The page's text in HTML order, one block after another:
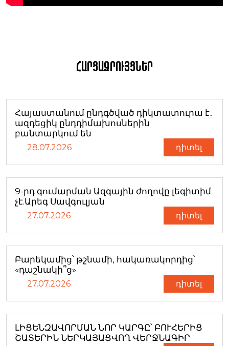
Հարցազրույցներ
Հայաստանում ընդգծված դիկտատուրա է․
ազդեցիկ ընդդիմախոսներին
բանտարկում են
28.07.2026 դիտել
9-րդ գումարման Ազգային ժողովը լեգիտիմ
չէ.Արեգ Սավգուլյան
27.07.2026 դիտել
Բարեկամից՝ թշնամի, հակառակորդից՝
«դաշնակի՞ց»
27.07.2026 դիտել
ԼԻՑԵՆԶԱՎՈՐՄԱՆ ՆՈՐ ԿԱՐԳԸ՝ ԲՈՒՀԵՐԻՑ
ՇԱՏԵՐԻՆ ՆԵՐԿԱՅԱՑՎՈՂ ՎԵՐՋՆԱԳԻՐ